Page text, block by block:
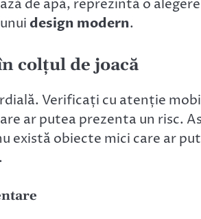
de apă, reprezintă o
design modern.
colțul de joacă
Verificați cu atenție
ar putea prezenta un risc.
există obiecte mici care ar